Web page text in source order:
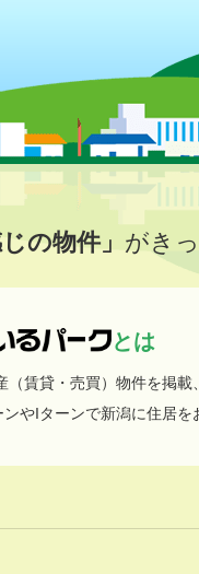
の物件」 がき
とは
賃貸・売買）物件を掲
やIターンで新潟に住居を